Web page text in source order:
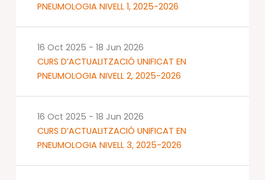
PNEUMOLOGIA NIVELL 1, 2025-2026
CURS D’ACTUALITZACIÓ UNIFICAT EN
PNEUMOLOGIA NIVELL 2, 2025-2026
16 Oct 2025 - 18 Jun 2026
CURS D’ACTUALITZACIÓ UNIFICAT EN
PNEUMOLOGIA NIVELL 3, 2025-2026
16 Oct 2025 - 18 Jun 2026